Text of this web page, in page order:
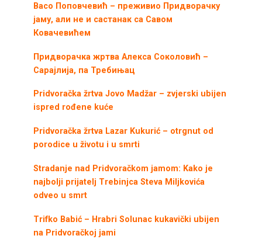
Васо Поповчевић – преживио Придворачку
јаму, али не и састанак са Савом
Ковачевићем
Придворачка жртва Алекса Соколовић –
Сарајлија, па Требињац
Pridvoračka žrtva Jovo Madžar – zvjerski ubijen
ispred rođene kuće
Pridvoračka žrtva Lazar Kukurić – otrgnut od
porodice u životu i u smrti
Stradanje nad Pridvoračkom jamom: Kako je
najbolji prijatelj Trebinjca Steva Miljkovića
odveo u smrt
Trifko Babić – Hrabri Solunac kukavički ubijen
na Pridvoračkoj jami